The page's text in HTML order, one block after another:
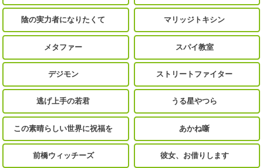
陰の実力者になりたくて マリッジトキシン
メタファー スパイ教室
デジモン ストリートファイター
逃げ上手の若君 うる星やつら
この素晴らしい世界に祝福を あかね噺
前橋ウィッチーズ 彼女、お借りします